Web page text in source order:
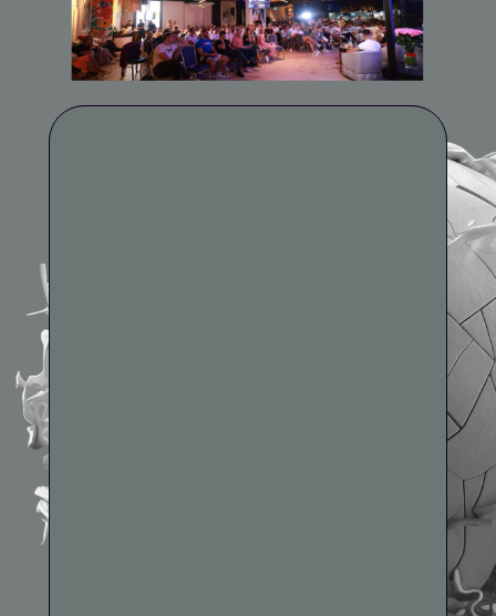
ООО «Группа Развития»
Возникли вопросы?
ИНН: 9726091283
КПП: 772601001